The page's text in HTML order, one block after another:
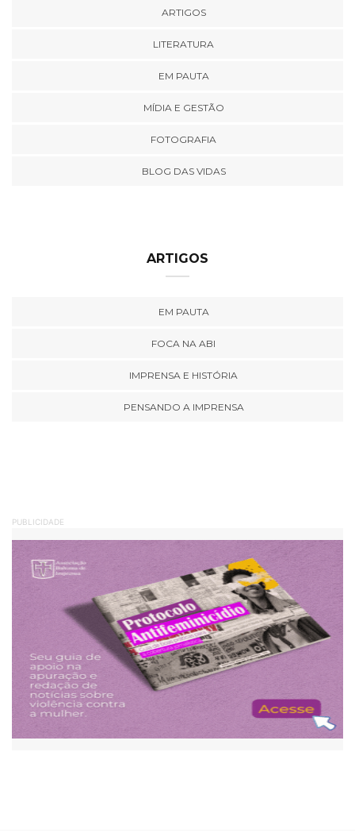
ARTIGOS
LITERATURA
EM PAUTA
MÍDIA E GESTÃO
FOTOGRAFIA
BLOG DAS VIDAS
ARTIGOS
EM PAUTA
FOCA NA ABI
IMPRENSA E HISTÓRIA
PENSANDO A IMPRENSA
PUBLICIDADE